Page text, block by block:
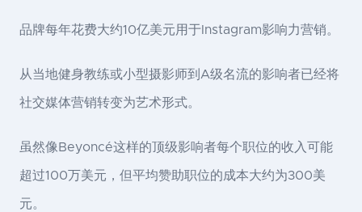
品牌每年花费大约10亿美元用于Instagram影响力营销。
从当地健身教练或小型摄影师到A级名流的影响者已经将
社交媒体营销转变为艺术形式。
虽然像Beyoncé这样的顶级影响者每个职位的收入可能
超过100万美元，但平均赞助职位的成本大约为300美
元。